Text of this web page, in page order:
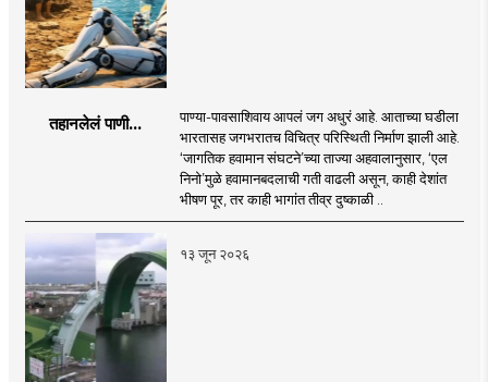
तहानलेलं पाणी...
पाण्या-पावसाशिवाय आपलं जग अधुरं आहे. आताच्या घडीला
भारतासह जगभरातच विचित्र परिस्थिती निर्माण झाली आहे.
‘जागतिक हवामान संघटने’च्या ताज्या अहवालानुसार, ‘एल
निनो’मुळे हवामानबदलाची गती वाढली असून, काही देशांत
भीषण पूर, तर काही भागांत तीव्र दुष्काळी ..
१३ जून २०२६